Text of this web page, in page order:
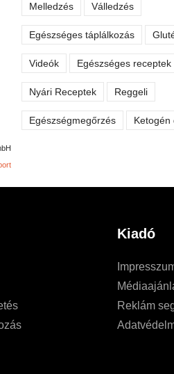
Melledzés Válledzés
Egészséges táplálkozás
Videók Egészséges receptek
Nyári Receptek Reggeli
Egészségmegőrzés Ketogén
Kiadó
Reklám